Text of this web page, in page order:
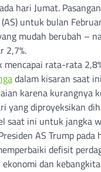
hari Jumat.
untuk bulan
mudah berubah –
2,7%.
rata-rata
dalam kisaran saat
karena kurangnya
yang diproyeksikan
saat ini untuk jangka
AS Trump pada
defisit
dan